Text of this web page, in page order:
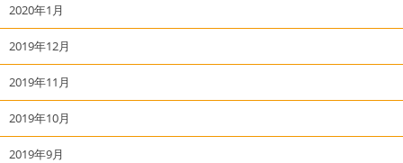
2020年1月
2019年12月
2019年11月
2019年10月
2019年9月